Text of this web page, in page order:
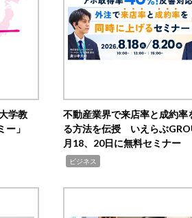
学教
ー」
不動産業界で来店率と成約率
る方法を伝授 いえらぶ
月18、20日に無料セミナー
ビジネス